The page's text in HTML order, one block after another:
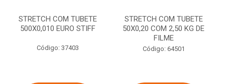
STRETCH COM TUBETE
500X0,010 EURO STIFF
Código: 37403
STRETCH COM TUBETE
50X0,20 COM 2,50 KG DE
FILME
Código: 64501